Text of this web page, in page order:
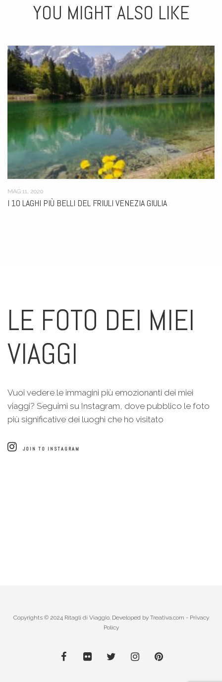
YOU MIGHT ALSO LIKE
AGO 21, 2020
ARTA TERME E DINTORNI, WEEKEND IN CARNIA PER
LE FOTO DEI MIEI
VIAGGI
Vuoi vedere le immagini più emozionanti dei miei
viaggi? Seguimi su Instagram, dove pubblico le foto
più significative dei luoghi che ho visitato
JOIN TO INSTAGRAM
Copyrights © 2024 Ritagli di Viaggio. Developed by Treativa.com - Privacy
Policy